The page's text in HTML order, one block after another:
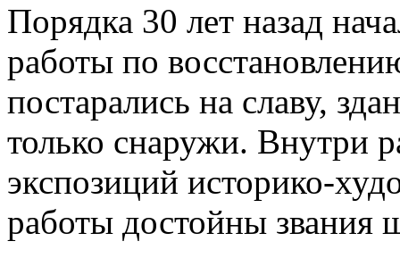
Порядка 30 лет назад
работы по
постарались на славу,
только снаружи. Внутри
экспозиций историко-
работы достойны звания